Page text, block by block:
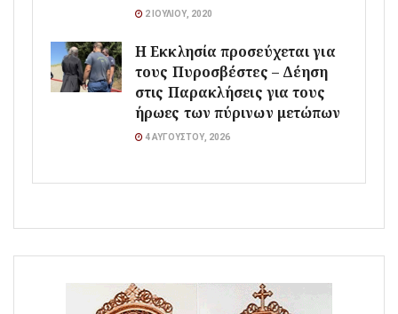
2 ΙΟΥΛΊΟΥ, 2020
Η Εκκλησία προσεύχεται για
τους Πυροσβέστες – Δέηση
στις Παρακλήσεις για τους
ήρωες των πύρινων μετώπων
4 ΑΥΓΟΎΣΤΟΥ, 2026